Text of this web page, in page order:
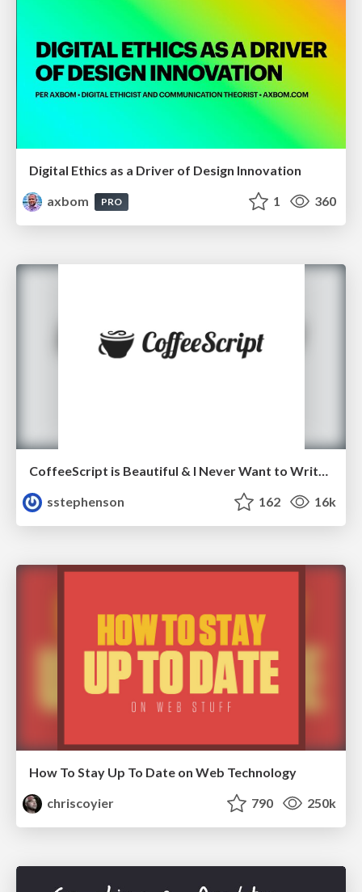
Digital Ethics as a Driver of Design Innovation
axbom
PRO 1 360
CoffeeScript is Beautiful & I Never Want to Write Plain JavaScript Again
sstephenson
162 16k
How To Stay Up To Date on Web Technology
chriscoyier
790 250k